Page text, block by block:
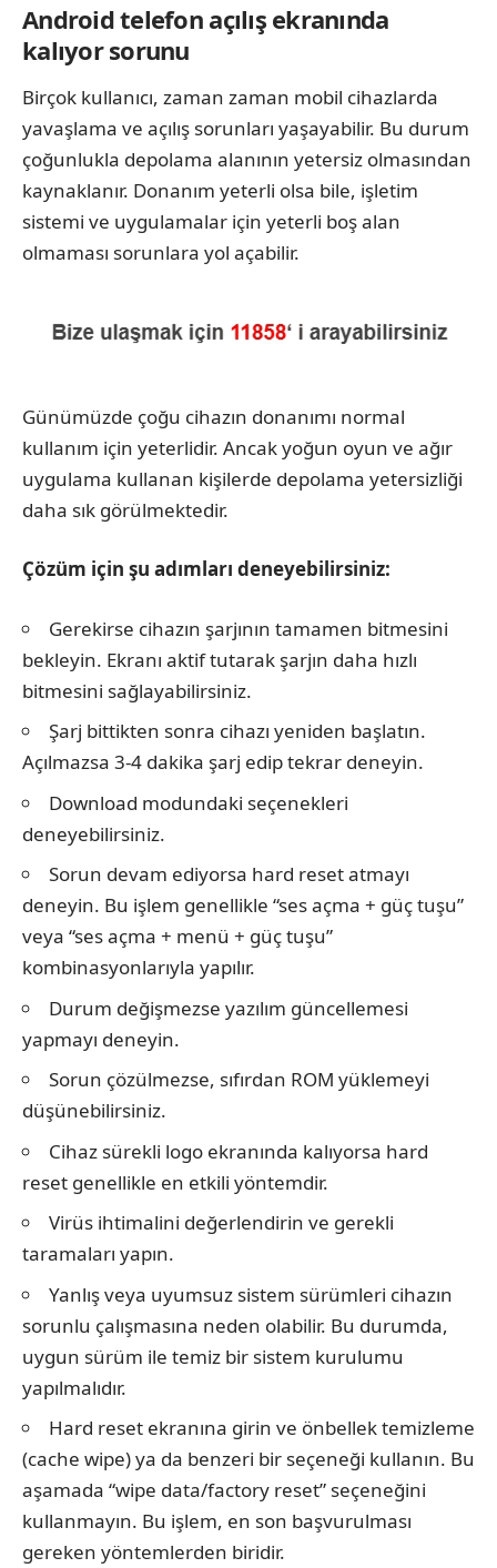
Android telefon açılış ekranında
kalıyor sorunu
Birçok kullanıcı, zaman zaman mobil cihazlarda
yavaşlama ve açılış sorunları yaşayabilir. Bu durum
çoğunlukla depolama alanının yetersiz olmasından
kaynaklanır. Donanım yeterli olsa bile, işletim
sistemi ve uygulamalar için yeterli boş alan
olmaması sorunlara yol açabilir.
Günümüzde çoğu cihazın donanımı normal
kullanım için yeterlidir. Ancak yoğun oyun ve ağır
uygulama kullanan kişilerde depolama yetersizliği
daha sık görülmektedir.
Çözüm için şu adımları deneyebilirsiniz:
Gerekirse cihazın şarjının tamamen bitmesini
bekleyin. Ekranı aktif tutarak şarjın daha hızlı
bitmesini sağlayabilirsiniz.
Şarj bittikten sonra cihazı yeniden başlatın.
Açılmazsa 3-4 dakika şarj edip tekrar deneyin.
Download modundaki seçenekleri
deneyebilirsiniz.
Sorun devam ediyorsa hard reset atmayı
deneyin. Bu işlem genellikle “ses açma + güç tuşu”
veya “ses açma + menü + güç tuşu”
kombinasyonlarıyla yapılır.
Durum değişmezse yazılım güncellemesi
yapmayı deneyin.
Sorun çözülmezse, sıfırdan ROM yüklemeyi
düşünebilirsiniz.
Cihaz sürekli logo ekranında kalıyorsa hard
reset genellikle en etkili yöntemdir.
Virüs ihtimalini değerlendirin ve gerekli
taramaları yapın.
Yanlış veya uyumsuz sistem sürümleri cihazın
sorunlu çalışmasına neden olabilir. Bu durumda,
uygun sürüm ile temiz bir sistem kurulumu
yapılmalıdır.
Hard reset ekranına girin ve önbellek temizleme
(cache wipe) ya da benzeri bir seçeneği kullanın. Bu
aşamada “wipe data/factory reset” seçeneğini
kullanmayın. Bu işlem, en son başvurulması
gereken yöntemlerden biridir.